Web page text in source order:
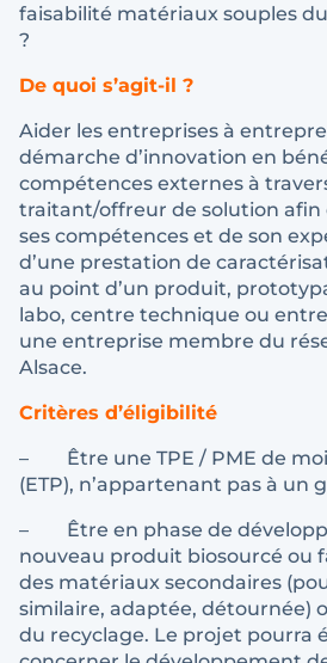
faisabilité matériaux souples
?
De quoi s’agit-il ?
Aider les entreprises à
démarche d’innovation en
compétences externes à
traitant/offreur de solution afin
ses compétences et de son
d’une prestation de
au point d’un produit,
labo, centre technique ou
une entreprise membre du
Alsace.
Critères d’éligibilité
– Être une TPE / PME de
(ETP), n’appartenant pas à un
– Être en phase de
nouveau produit biosourcé ou
des matériaux secondaires
similaire, adaptée, détournée)
du recyclage. Le projet pourra